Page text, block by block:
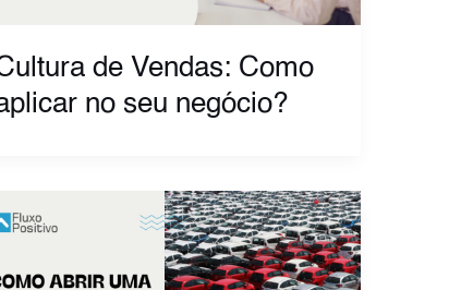
de Vendas: Como
no seu negócio?